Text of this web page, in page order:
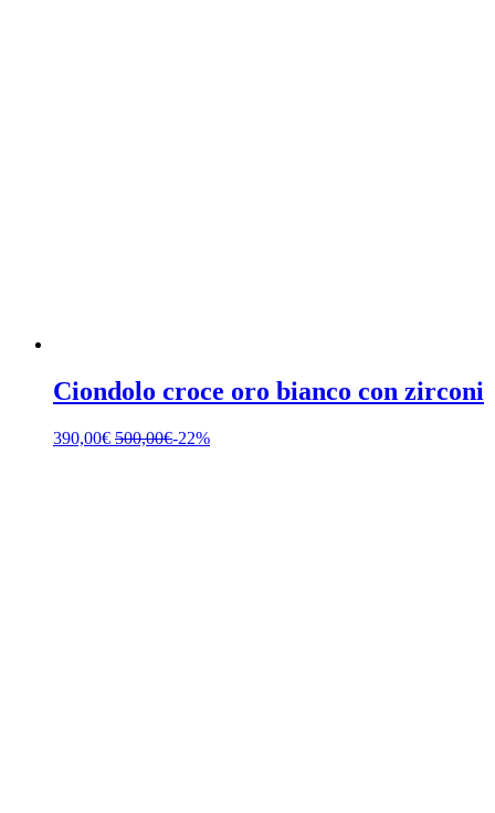
Ciondolo croce oro bianco con zirconi
390,00€ 500,00€-22%